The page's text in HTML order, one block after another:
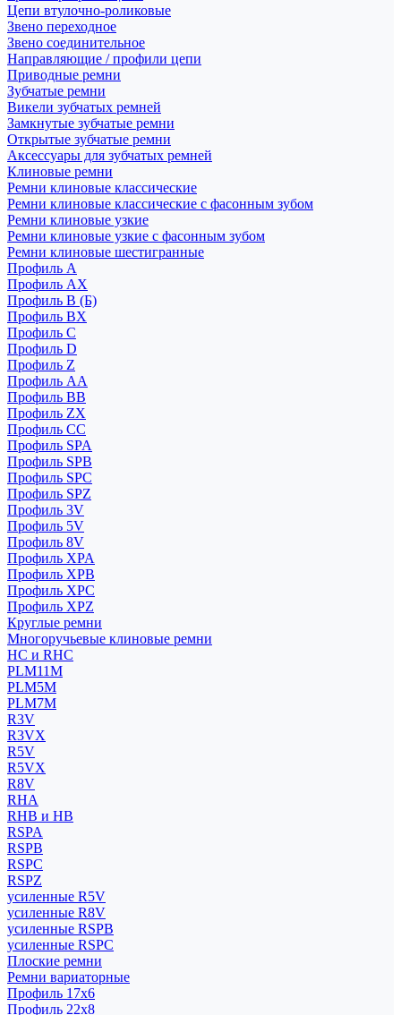
Цепи втулочно-роликовые
Звено переходное
Звено соединительное
Направляющие / профили цепи
Приводные ремни
Зубчатые ремни
Викели зубчатых ремней
Замкнутые зубчатые ремни
Открытые зубчатые ремни
Аксессуары для зубчатых ремней
Клиновые ремни
Ремни клиновые классические
Ремни клиновые классические с фасонным зубом
Ремни клиновые узкие
Ремни клиновые узкие с фасонным зубом
Ремни клиновые шестигранные
Профиль A
Профиль AX
Профиль B (Б)
Профиль BX
Профиль C
Профиль D
Профиль Z
Профиль АА
Профиль BB
Профиль ZX
Профиль CC
Профиль SPA
Профиль SPB
Профиль SPC
Профиль SPZ
Профиль 3V
Профиль 5V
Профиль 8V
Профиль XPA
Профиль XPB
Профиль XPC
Профиль XPZ
Круглые ремни
Многоручьевые клиновые ремни
HC и RHC
PLM11M
PLM5M
PLM7M
R3V
R3VX
R5V
R5VX
R8V
RHA
RHB и HB
RSPA
RSPB
RSPC
RSPZ
усиленные R5V
усиленные R8V
усиленные RSPB
усиленные RSPC
Плоские ремни
Ремни вариаторные
Профиль 17x6
Профиль 22x8